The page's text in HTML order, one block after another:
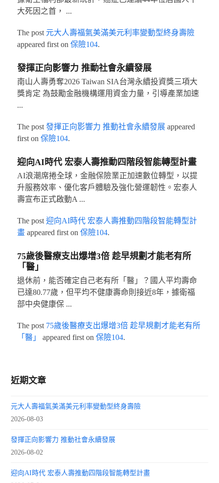
大死因之首， ...
The post 元大人壽福氣美滿美元利率變動型終身壽險
appeared first on 保險104.
發揮正向影響力 推動社會永續發展
南山人壽勇奪2026 Taiwan SIA台灣永續投資獎三項大
獎肯定 為鼓勵金融機構運用資金力量，引導產業加速
...
The post 發揮正向影響力 推動社會永續發展appeared
first on 保險104.
迎向AI時代 宏泰人壽推動四階段智能轉型計畫
AI浪潮席捲全球，金融保險業正加速數位轉型，以提
升服務效率、優化客戶體驗及強化營運韌性。宏泰人
壽宣布正式啟動A ...
The post 迎向AI時代 宏泰人壽推動四階段智能轉型計
畫appeared first on 保險104.
75歲後醫療支出爆增3倍 趁早規劃才能老有所
「醫」
退休前，能否確定自己老有所「醫」？國人平均壽命
已達80.77歲，但平均不健康壽命則接近8年，據衛福
部中央健康保 ...
The post 75歲後醫療支出爆增3倍 趁早規劃才能老有所
「醫」
appeared first on 保險104.
近期文章
元大人壽福氣美滿美元利率變動型終身壽險
2026-08-03
發揮正向影響力 推動社會永續發展
2026-08-02
迎向AI時代 宏泰人壽推動四階段智能轉型計畫